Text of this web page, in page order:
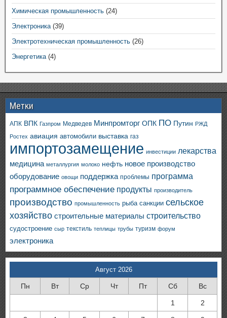
Химическая промышленность (24)
Электроника(39)
Электротехническая промышленность (26)
Энергетика(4)
Метки
АПК ВПК Газпром Медведев Минпромторг ОПК ПО Путин РЖД
Ростех авиация автомобили выставка газ
импортозамещение инвестиции лекарства
медицина металлургия молоко нефть новое производство
оборудование овощи поддержка проблемы программа
программное обеспечение продукты производитель
производство промышленность рыба санкции сельское
хозяйство строительные материалы строительство
судостроение сыр текстиль теплицы трубы туризм форум
электроника
Август 2026
Пн Вт Ср Чт Пт Сб Вс
1 2